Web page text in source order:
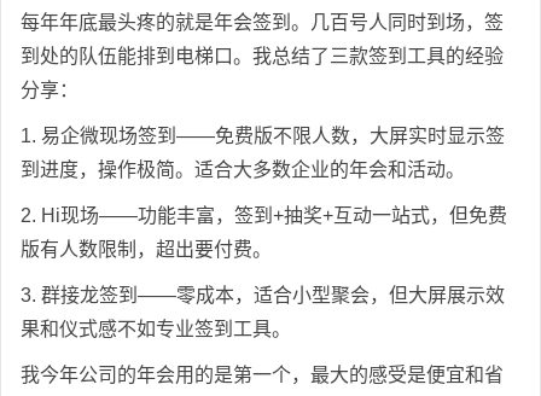
每年年底最头疼的就是年会签到。几百号人同时到场，签
到处的队伍能排到电梯口。我总结了三款签到工具的经验
分享：
1. 易企微现场签到——免费版不限人数，大屏实时显示签
到进度，操作极简。适合大多数企业的年会和活动。
2. Hi现场——功能丰富，签到+抽奖+互动一站式，但免费
版有人数限制，超出要付费。
3. 群接龙签到——零成本，适合小型聚会，但大屏展示效
果和仪式感不如专业签到工具。
我今年公司的年会用的是第一个，最大的感受是便宜和省